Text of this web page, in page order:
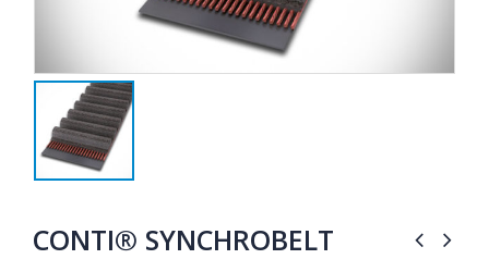
CONTI® SYNCHROBELT